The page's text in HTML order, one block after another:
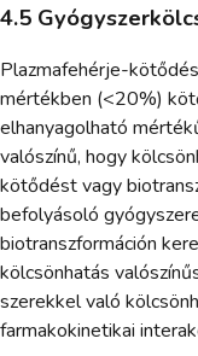
4.5
Plazmafehérje-
mértékben (<20%)
elhanyagolható
valószínű, hogy
kötődést vagy
befolyásoló
biotranszformáción
kölcsönhatás
szerekkel való
farmakokinetikai